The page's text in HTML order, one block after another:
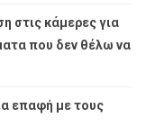
στις κάμερες για
που δεν θέλω να
επαφή με τους